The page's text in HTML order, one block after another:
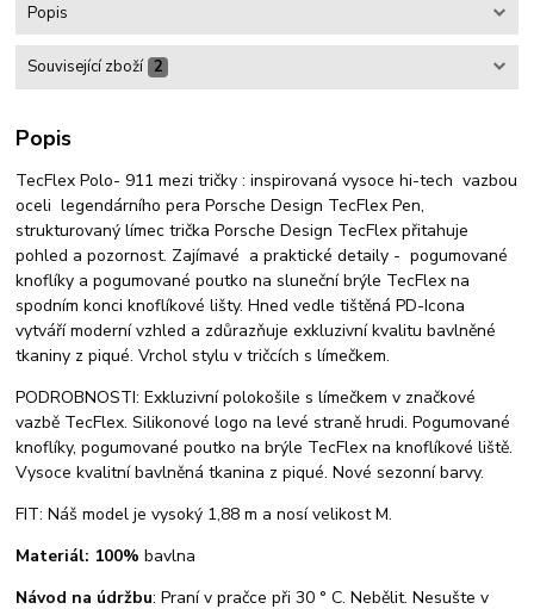
Popis
Související zboží 2
Popis
TecFlex Polo- 911 mezi tričky : inspirovaná vysoce hi-tech vazbou
oceli legendárního pera Porsche Design TecFlex Pen,
strukturovaný límec trička Porsche Design TecFlex přitahuje
pohled a pozornost. Zajímavé a praktické detaily - pogumované
knoflíky a pogumované poutko na sluneční brýle TecFlex na
spodním konci knoflíkové lišty. Hned vedle tištěná PD-Icona
vytváří moderní vzhled a zdůrazňuje exkluzivní kvalitu bavlněné
tkaniny z piqué. Vrchol stylu v tričcích s límečkem.
PODROBNOSTI: Exkluzivní polokošile s límečkem v značkové
vazbě TecFlex. Silikonové logo na levé straně hrudi. Pogumované
knoflíky, pogumované poutko na brýle TecFlex na knoflíkové liště.
Vysoce kvalitní bavlněná tkanina z piqué. Nové sezonní barvy.
FIT: Náš model je vysoký 1,88 m a nosí velikost M.
Materiál: 100%bavlna
Návod na údržbu: Praní v pračce při 30 ° C. Nebělit. Nesušte v